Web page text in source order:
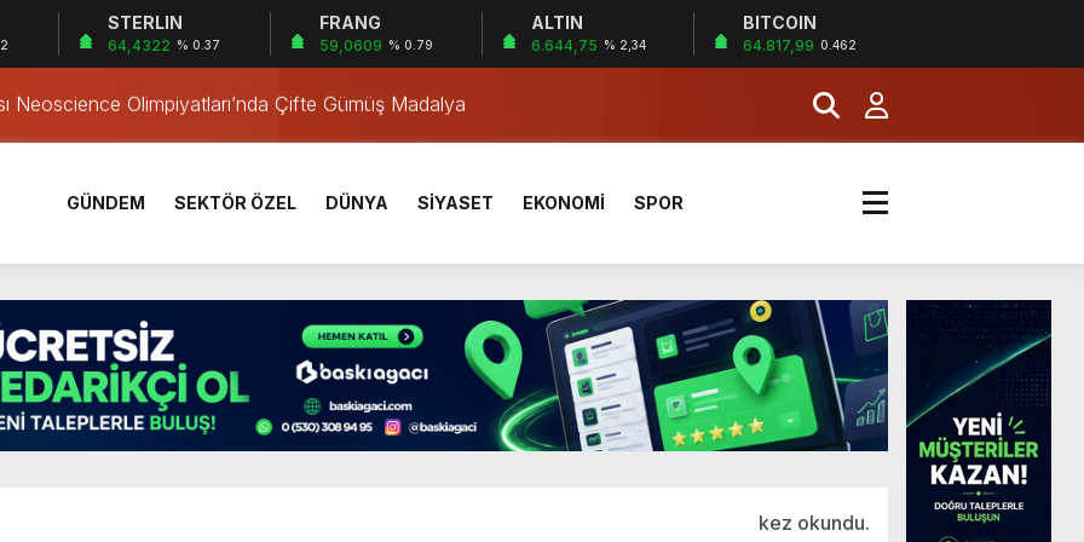
STERLIN
64,4322 % 0.37
FRANG
59,0609 % 0.79
ALTIN
6.644,75 % 2,34
BITCOIN
64.817,99 0.462
Gerçekleşti
Neoscience Olimpiyatları’nda Çifte Gümüş Madalya
Çarptı: Sürücü Tutuklandı
Öğrencilerinden ABD’de Tarihi Başarı: 6 Öğrenci 14 Madalya Kazandı
desteği hesaplara yatırıldı
Bulundu
Yaşındaki M.A.D. Yaşadıklarını Anlattı
İçinde Darp
Gerçekleşti
Neoscience Olimpiyatları’nda Çifte Gümüş Madalya
GÜNDEM SEKTÖR ÖZEL DÜNYA SİYASET EKONOMİ SPOR
kez okundu.